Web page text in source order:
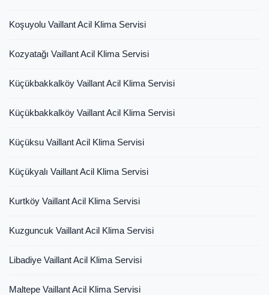
Koşuyolu Vaillant Acil Klima Servisi
Kozyatağı Vaillant Acil Klima Servisi
Küçükbakkalköy Vaillant Acil Klima Servisi
Küçükbakkalköy Vaillant Acil Klima Servisi
Küçüksu Vaillant Acil Klima Servisi
Küçükyalı Vaillant Acil Klima Servisi
Kurtköy Vaillant Acil Klima Servisi
Kuzguncuk Vaillant Acil Klima Servisi
Libadiye Vaillant Acil Klima Servisi
Maltepe Vaillant Acil Klima Servisi